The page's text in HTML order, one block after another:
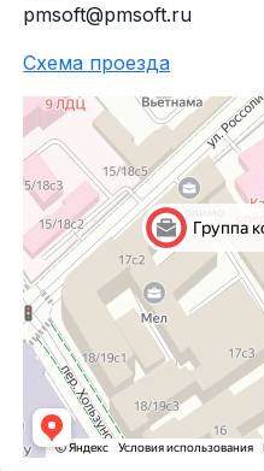
pmsoft@pmsoft.ru
Схема проезда